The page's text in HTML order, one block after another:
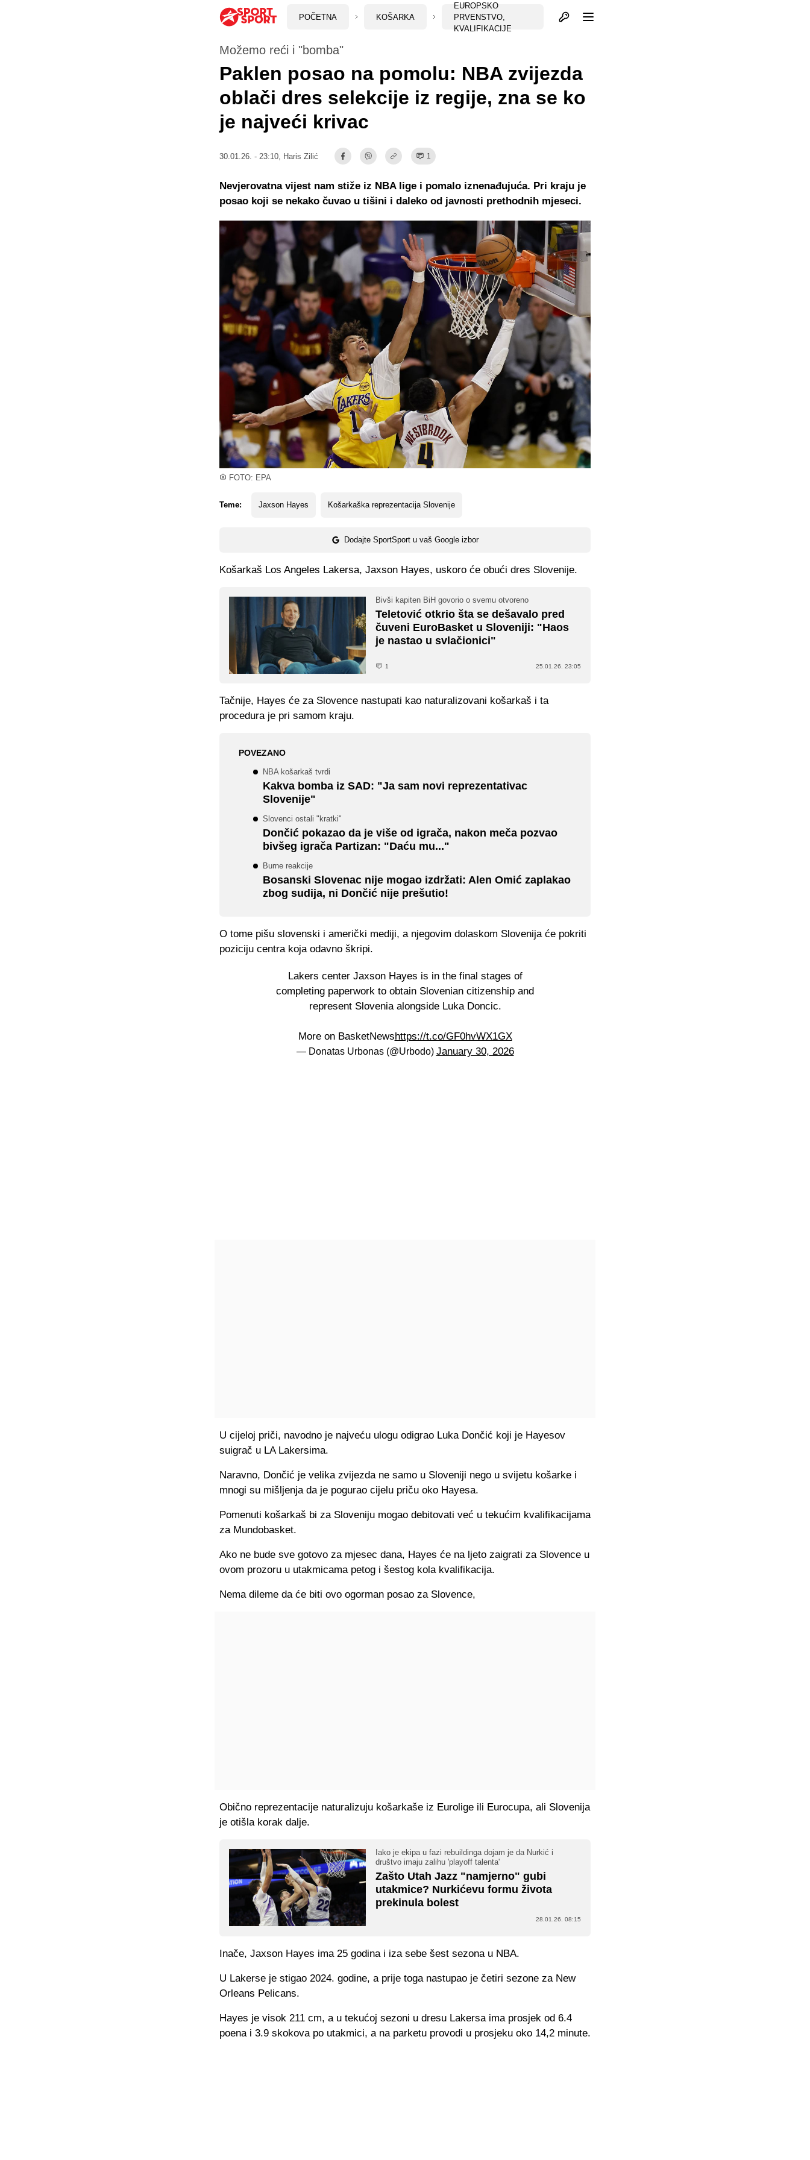
POČETNA KOŠARKA
EUROPSKO
PRVENSTVO,
KVALIFIKACIJE
Otvori profil
FOTO: EPA
Možemo reći i "bomba"
Paklen posao na pomolu: NBA zvijezda
oblači dres selekcije iz regije, zna se ko
je najveći krivac
30.01.26. - 23:10, Haris Zilić 1
Teme: Jaxson Hayes Košarkaška reprezentacija Slovenije
Dodajte SportSport u vaš Google izbor
Nevjerovatna vijest nam stiže iz NBA lige i pomalo iznenađujuća. Pri kraju je
posao koji se nekako čuvao u tišini i daleko od javnosti prethodnih mjeseci.
Košarkaš Los Angeles Lakersa, Jaxson Hayes, uskoro će obući dres Slovenije.
Bivši kapiten BiH govorio o svemu otvoreno
Teletović otkrio šta se dešavalo pred
čuveni EuroBasket u Sloveniji: "Haos
je nastao u svlačionici"
1 25.01.26. 23:05
Tačnije, Hayes će za Slovence nastupati kao naturalizovani košarkaš i ta
procedura je pri samom kraju.
POVEZANO
NBA košarkaš tvrdi
Kakva bomba iz SAD: "Ja sam novi reprezentativac
Slovenije"
Slovenci ostali "kratki"
Dončić pokazao da je više od igrača, nakon meča pozvao
bivšeg igrača Partizan: "Daću mu..."
Burne reakcije
Bosanski Slovenac nije mogao izdržati: Alen Omić zaplakao
zbog sudija, ni Dončić nije prešutio!
O tome pišu slovenski i američki mediji, a njegovim dolaskom Slovenija će pokriti
poziciju centra koja odavno škripi.
Lakers center Jaxson Hayes is in the final stages of
completing paperwork to obtain Slovenian citizenship and
represent Slovenia alongside Luka Doncic.
More on BasketNewshttps://t.co/GF0hvWX1GX
— Donatas Urbonas (@Urbodo) January 30, 2026
U cijeloj priči, navodno je najveću ulogu odigrao Luka Dončić koji je Hayesov
suigrač u LA Lakersima.
Naravno, Dončić je velika zvijezda ne samo u Sloveniji nego u svijetu košarke i
mnogi su mišljenja da je pogurao cijelu priču oko Hayesa.
Pomenuti košarkaš bi za Sloveniju mogao debitovati već u tekućim kvalifikacijama
za Mundobasket.
Ako ne bude sve gotovo za mjesec dana, Hayes će na ljeto zaigrati za Slovence u
ovom prozoru u utakmicama petog i šestog kola kvalifikacija.
Nema dileme da će biti ovo ogorman posao za Slovence,
Obično reprezentacije naturalizuju košarkaše iz Eurolige ili Eurocupa, ali Slovenija
je otišla korak dalje.
Iako je ekipa u fazi rebuildinga dojam je da Nurkić i
društvo imaju zalihu 'playoff talenta'
Zašto Utah Jazz "namjerno" gubi
utakmice? Nurkićevu formu života
prekinula bolest
28.01.26. 08:15
Inače, Jaxson Hayes ima 25 godina i iza sebe šest sezona u NBA.
U Lakerse je stigao 2024. godine, a prije toga nastupao je četiri sezone za New
Orleans Pelicans.
Hayes je visok 211 cm, a u tekućoj sezoni u dresu Lakersa ima prosjek od 6.4
poena i 3.9 skokova po utakmici, a na parketu provodi u prosjeku oko 14,2 minute.